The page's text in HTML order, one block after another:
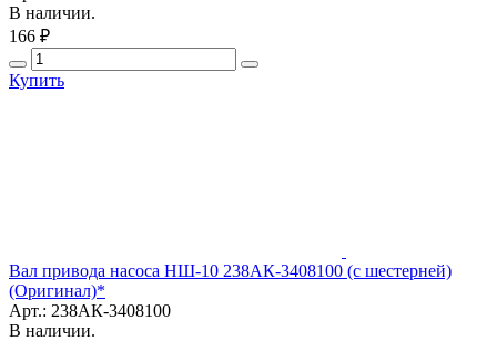
В наличии.
166 ₽
Купить
Вал привода насоса НШ-10 238АК-3408100 (с шестерней)
(Оригинал)*
Арт.: 238АК-3408100
В наличии.